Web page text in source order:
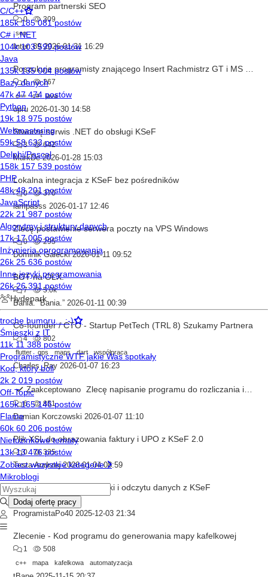
Program partnerski SEO
0
309
seo
Inter_89 2026-01-31 16:29
0
267
c++
c# java
opru 2026-01-30 14:58
Stworzę serwis .NET do obsługi KSeF
3 642
MarkDe 2026-01-28 15:03
Lokalna integracja z KSeF bez pośredników
0 370
lampasss 2026-01-17 12:46
Zlecę postawienie serwera poczty na VPS Windows
0 295
Dominik Gałecki 2026-01-11 09:52
BOT na OLX.
7 5.0k
Bania. “Bania.” 2026-01-11 00:39
Co-founder / CTO - Startup PetTech (TRL 8) Szukamy Partnera
4
802
flutter
gps maps dart współpraca
Charles_Ray 2026-01-07 16:23
Zaakceptowano Zlecę napisanie programu do rozliczania i odczytu liczników urządzeń drukujacych oraz generowanie faktury do systemu " Fakturownia"
6 851
Damian Korczowski 2026-01-07 11:10
Plik XSL do obrazowania faktury i UPO z KSeF 2.0
0 335
Testa Andrzej 2026-01-04 08:59
zlecenie -napisanie wysyłki i odczytu danych z KSeF
4 610
ProgramistaPo40 2025-12-03 21:34
Zlecenie - Kod programu do generowania mapy kafelkowej
1
508
c++
mapa kafelkowa automatyzacja